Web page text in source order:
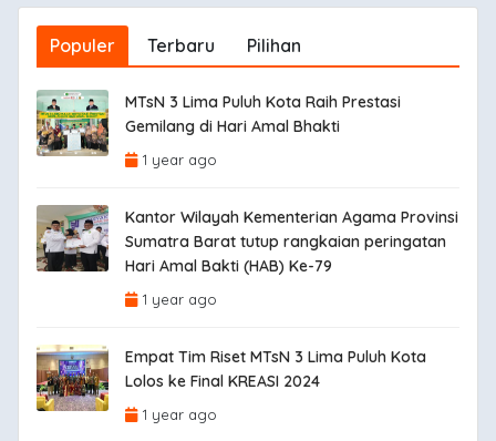
Populer Terbaru Pilihan
MTsN 3 Lima Puluh Kota Raih Prestasi
Gemilang di Hari Amal Bhakti
1 year ago
Kantor Wilayah Kementerian Agama Provinsi
Sumatra Barat tutup rangkaian peringatan
Hari Amal Bakti (HAB) Ke-79
1 year ago
Empat Tim Riset MTsN 3 Lima Puluh Kota
Lolos ke Final KREASI 2024
1 year ago